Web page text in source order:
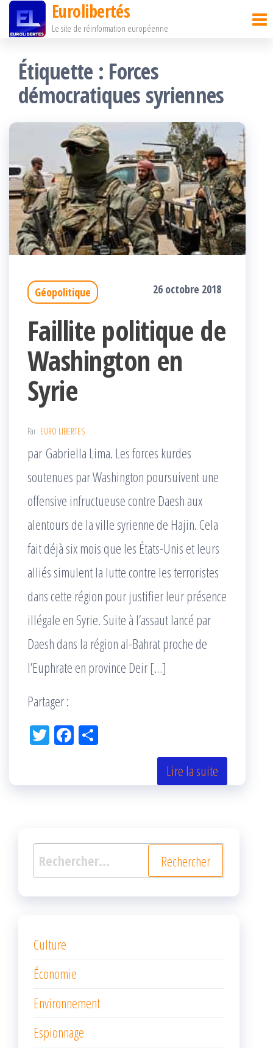
Passer
contenu
Eurolibertés
Le site de réinformation européenne
Étiquette : Forces
démocratiques syriennes
Géopolitique 26 octobre 2018
Faillite politique de
Washington en
Syrie
Par EURO LIBERTES
par Gabriella Lima. Les forces kurdes
soutenues par Washington poursuivent une
offensive infructueuse contre Daesh aux
alentours de la ville syrienne de Hajin. Cela
fait déjà six mois que les États-Unis et leurs
alliés simulent la lutte contre les terroristes
dans cette région pour justifier leur présence
illégale en Syrie. Suite à l’assaut lancé par
Daesh dans la région al-Bahrat proche de
l’Euphrate en province Deir […]
Partager :
Tw Fac
k r
Lire la suite
Rechercher :
Culture
Économie
Environnement
Espionnage